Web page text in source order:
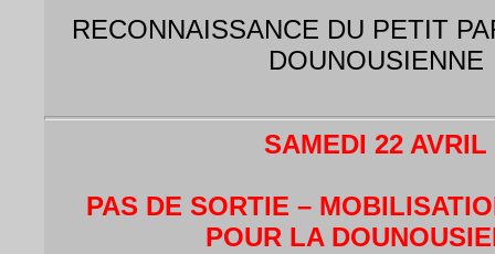
RECONNAISSANCE DU PETIT
DOUNOUSIENNE
SAMEDI 22 AVRIL
PAS DE SORTIE –
POUR LA